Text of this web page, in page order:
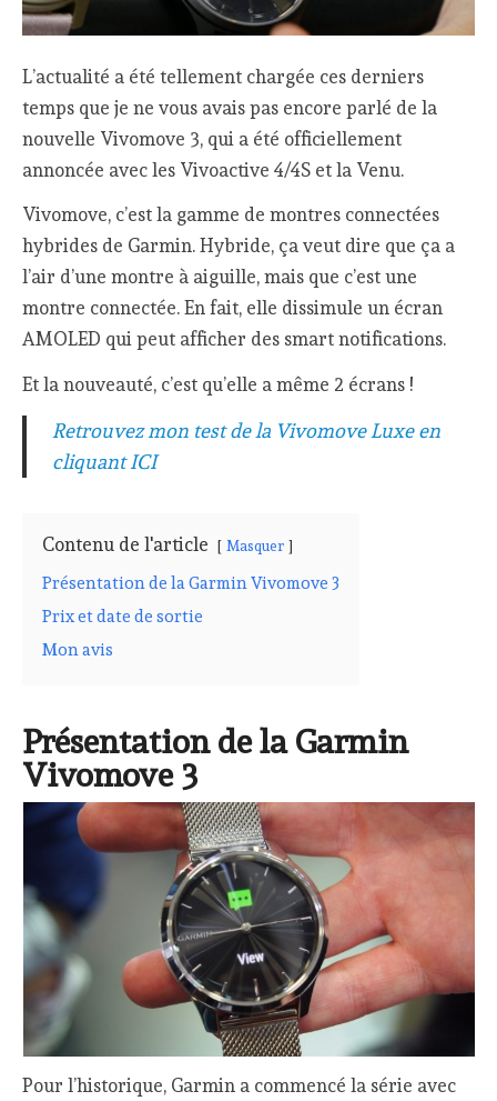
L’actualité a été tellement chargée ces derniers
temps que je ne vous avais pas encore parlé de la
nouvelle Vivomove 3, qui a été officiellement
annoncée avec les Vivoactive 4/4S et la Venu.
Vivomove, c’est la gamme de montres connectées
hybrides de Garmin. Hybride, ça veut dire que ça a
l’air d’une montre à aiguille, mais que c’est une
montre connectée. En fait, elle dissimule un écran
AMOLED qui peut afficher des smart notifications.
Et la nouveauté, c’est qu’elle a même 2 écrans !
Retrouvez mon test de la Vivomove Luxe en
cliquant ICI
Contenu de l'article Masquer
Présentation de la Garmin Vivomove 3
Prix et date de sortie
Mon avis
Présentation de la Garmin
Vivomove 3
Pour l’historique, Garmin a commencé la série avec